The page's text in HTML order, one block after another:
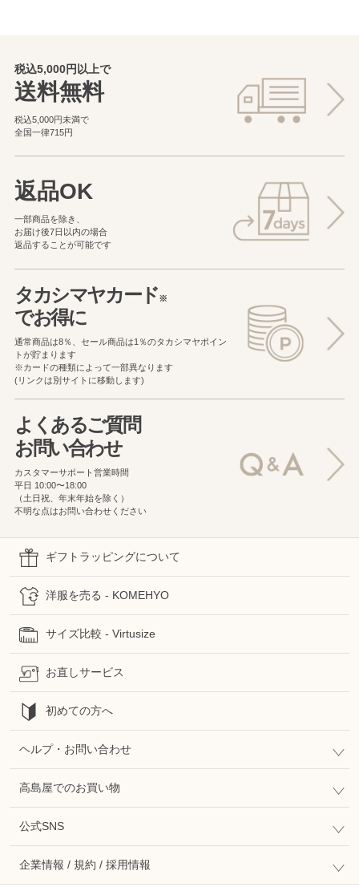
税込5,000円以上で
送料無料
税込5,000円未満で
全国一律715円
返品OK
一部商品を除き、
お届け後7日以内の場合
返品することが可能です
タカシマヤカード※
でお得に
通常商品は8％、セール商品は1％のタカシマヤポイン
トが貯まります
※カードの種類によって一部異なります
(リンクは別サイトに移動します)
よくあるご質問
お問い合わせ
カスタマーサポート営業時間
平日 10:00〜18:00
（土日祝、年末年始を除く）
不明な点はお問い合わせください
ギフトラッピングについて
洋服を売る - KOMEHYO
サイズ比較 - Virtusize
お直しサービス
初めての方へ
ヘルプ・お問い合わせ
高島屋でのお買い物
公式SNS
企業情報 / 規約 / 採用情報